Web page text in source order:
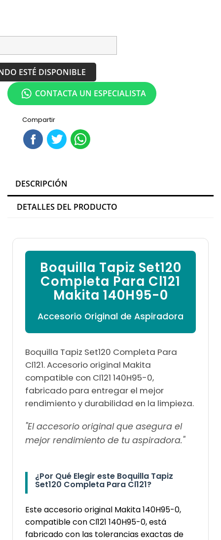
ESTÉ DISPONIBLE
Compartir
CONTACTA UN ESPECIALISTA
DESCRIPCIÓN
DETALLES DEL PRODUCTO
Boquilla Tapiz Set120
Completa Para Cl121
Makita 140H95-0
Accesorio Original de Aspiradora
Boquilla Tapiz Set120 Completa Para
Cl121. Accesorio original Makita
compatible con Cl121 140H95-0,
fabricado para entregar el mejor
rendimiento y durabilidad en la limpieza.
"El accesorio original que asegura el
mejor rendimiento de tu aspiradora."
¿Por Qué Elegir este Boquilla Tapiz
Set120 Completa Para Cl121?
Este accesorio original Makita 140H95-0,
compatible con Cl121 140H95-0, está
fabricado con las tolerancias exactas de